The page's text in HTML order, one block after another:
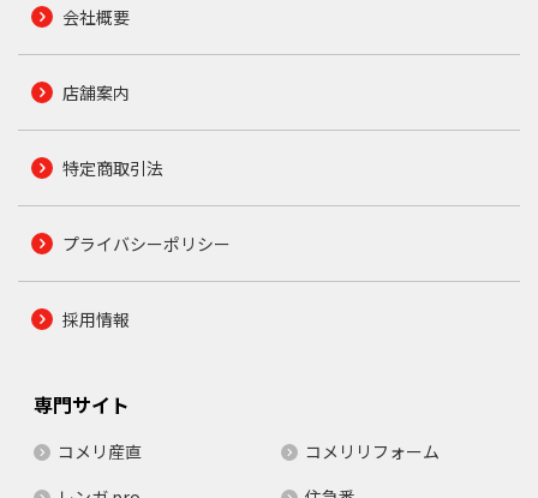
会社概要
店舗案内
特定商取引法
プライバシーポリシー
採用情報
専門サイト
コメリ産直
コメリリフォーム